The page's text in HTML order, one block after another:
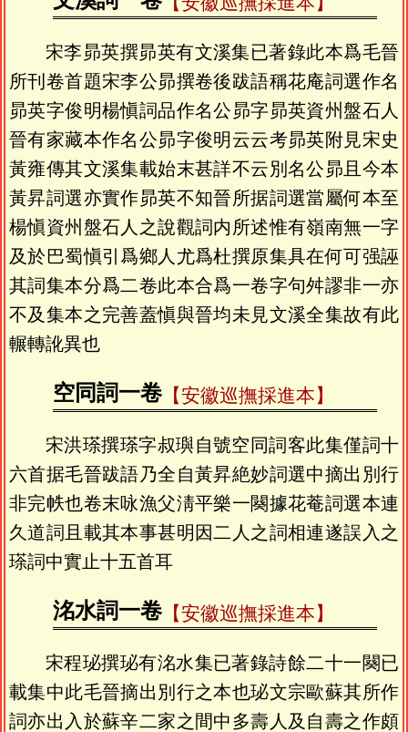
宋李昴英撰昴英有文溪集已著錄此本爲毛晉
所刊卷首題宋李公昴撰卷後跋語稱花庵詞選作名
昴英字俊明楊愼詞品作名公昴字昴英資州盤石人
晉有家藏本作名公昴字俊明云云考昴英附見宋史
黃雍傳其文溪集載始末甚詳不云別名公昴且今本
黃昇詞選亦實作昴英不知晉所据詞選當屬何本至
楊愼資州盤石人之說觀詞内所述惟有嶺南無一字
及於巴蜀愼引爲鄉人尤爲杜撰原集具在何可强誣
其詞集本分爲二卷此本合爲一卷字句舛謬非一亦
不及集本之完善蓋愼與晉均未見文溪全集故有此
輾轉訛異也
空同詞一卷【安徽巡撫採進本】
宋洪瑹撰瑹字叔璵自號空同詞客此集僅詞十
六首据毛晉跋語乃全自黃昇絶妙詞選中摘出別行
非完帙也卷末咏漁父淸平樂一闋據花菴詞選本連
久道詞且載其本事甚明因二人之詞相連遂誤入之
瑹詞中實止十五首耳
洺水詞一卷【安徽巡撫採進本】
宋程珌撰珌有洺水集已著錄詩餘二十一闋已
載集中此毛晉摘出別行之本也珌文宗歐蘇其所作
詞亦出入於蘇辛二家之間中多壽人及自壽之作頗